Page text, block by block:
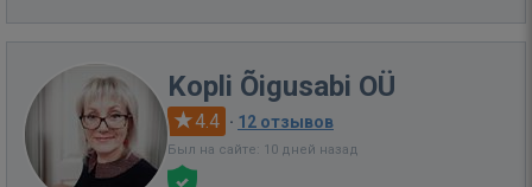
Kopli Õigusabi OÜ
4.4 · 12 отзывов
Был на сайте: 10 дней назад